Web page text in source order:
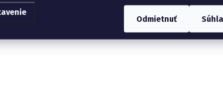
Odmietnuť